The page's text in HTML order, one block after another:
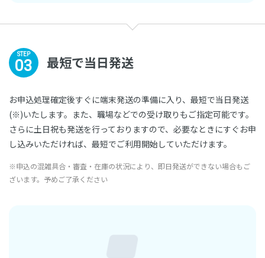
STEP
03 最短で当日発送
お申込処理確定後すぐに端末発送の準備に入り、最短で当日発送
(※)いたします。また、職場などでの受け取りもご指定可能です。
さらに土日祝も発送を行っておりますので、必要なときにすぐお申
し込みいただければ、最短でご利用開始していただけます。
※申込の混雑具合・審査・在庫の状況により、即日発送ができない場合もご
ざいます。予めご了承ください